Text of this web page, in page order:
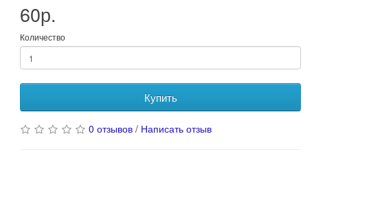
60р.
Количество
Купить
0 отзывов / Написать отзыв